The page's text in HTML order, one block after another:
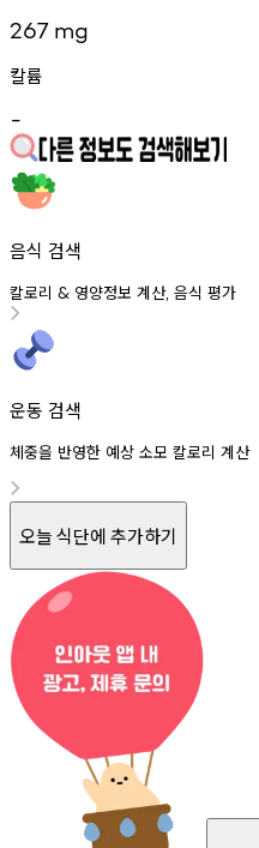
267 mg
칼륨
-
음식 검색
칼로리 & 영양정보 계산, 음식 평가
운동 검색
체중을 반영한 예상 소모 칼로리 계산
오늘 식단에 추가하기